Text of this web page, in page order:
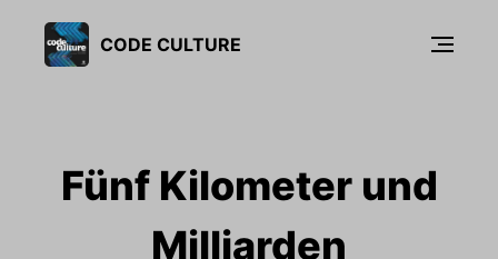
CODE CULTURE
Fünf Kilometer und
Milliarden